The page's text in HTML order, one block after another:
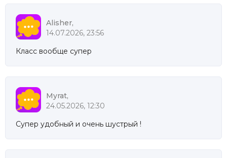
Alisher,
14.07.2026, 23:56
Класс вообще супер
Myrat,
24.05.2026, 12:30
Супер удобный и очень шустрый !